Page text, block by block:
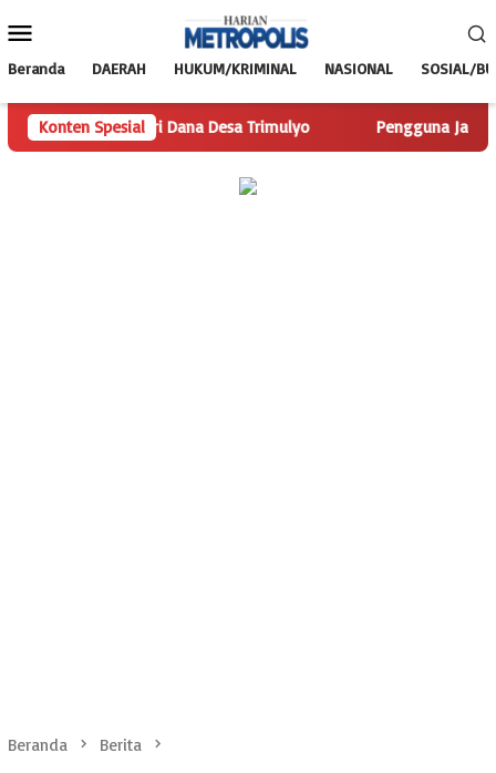
ke
Mobile
Beranda DAERAH HUKUM/KRIMINAL NASIONAL SOSIAL/
Konten Spesial
Telusuri Dana Desa Trimulyo Pengguna Jalan
Beranda Berita